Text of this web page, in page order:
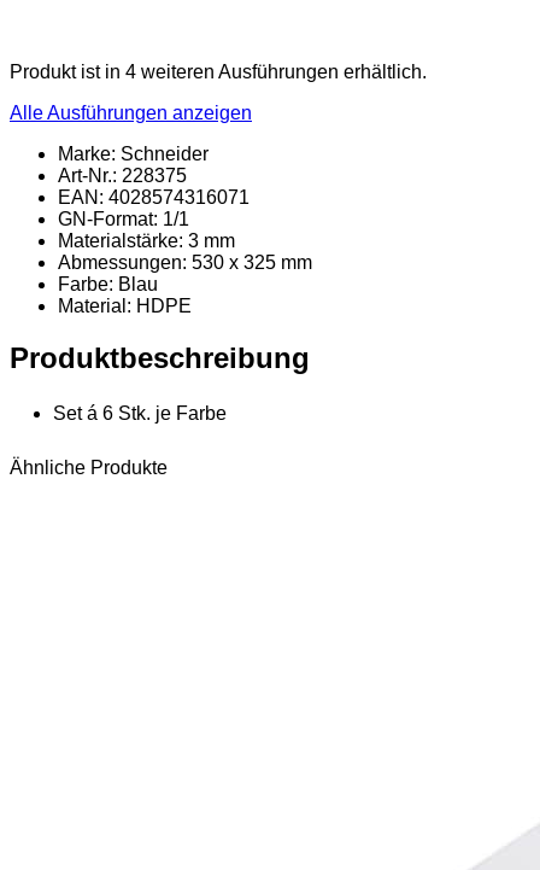
Produkt ist in 4 weiteren Ausführungen erhältlich.
Alle Ausführungen anzeigen
Marke: Schneider
Art-Nr.: 228375
EAN: 4028574316071
GN-Format: 1/1
Materialstärke: 3 mm
Abmessungen: 530 x 325 mm
Farbe: Blau
Material : HDPE
Produktbeschreibung
Set á 6 Stk. je Farbe
Ähnliche Produkte